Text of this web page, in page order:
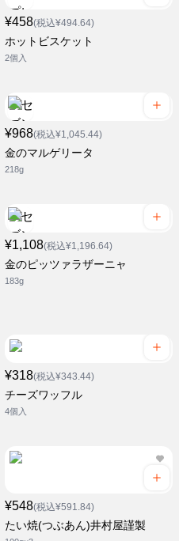
¥458(税込¥494.64)
ホットビスケット
2個入
¥968(税込¥1,045.44)
金のマルゲリータ
218g
¥1,108(税込¥1,196.64)
金のピッツァラザーニャ
183g
¥318(税込¥343.44)
チーズワッフル
4個入
¥548(税込¥591.84)
たい焼(つぶあん)井村屋謹製